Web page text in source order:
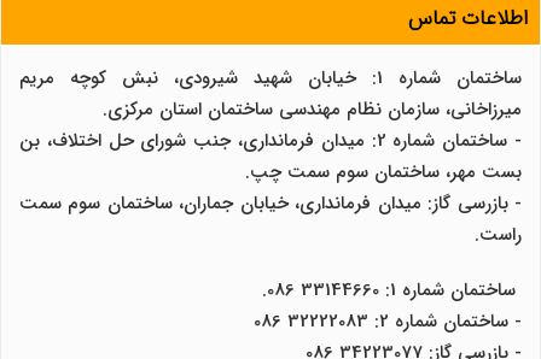
اطلاعات تماس
ساختمان شماره 1: خیابان شهید شیرودی، نبش کوچه مریم
میرزاخانی، سازمان نظام مهندسی ساختمان استان مرکزی.
- ساختمان شماره 2: میدان فرمانداری، جنب شورای حل اختلاف، بن
بست مهر، ساختمان سوم سمت چپ.
- بازرسی گاز: میدان فرمانداری، خیابان جماران، ساختمان سوم سمت
راست.
ساختمان شماره 1: 33144660 086.
- ساختمان شماره 2: 32222083 086
- بازرسی گاز: 34223077 086